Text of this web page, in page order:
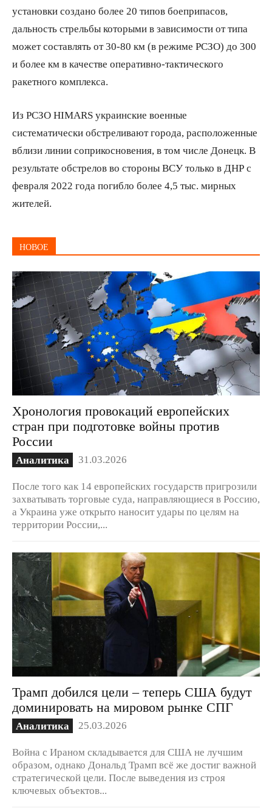
установки создано более 20 типов боеприпасов,
дальность стрельбы которыми в зависимости от типа
может составлять от 30-80 км (в режиме РСЗО) до 300
и более км в качестве оперативно-тактического
ракетного комплекса.
Из РСЗО HIMARS украинские военные
систематически обстреливают города, расположенные
вблизи линии соприкосновения, в том числе Донецк. В
результате обстрелов во стороны ВСУ только в ДНР с
февраля 2022 года погибло более 4,5 тыс. мирных
жителей.
НОВОЕ
Хронология провокаций европейских
стран при подготовке войны против
России
Аналитика 31.03.2026
После того как 14 европейских государств пригрозили
захватывать торговые суда, направляющиеся в Россию,
а Украина уже открыто наносит удары по целям на
территории России,...
Трамп добился цели – теперь США будут
доминировать на мировом рынке СПГ
Аналитика 25.03.2026
Война с Ираном складывается для США не лучшим
образом, однако Дональд Трамп всё же достиг важной
стратегической цели. После выведения из строя
ключевых объектов...